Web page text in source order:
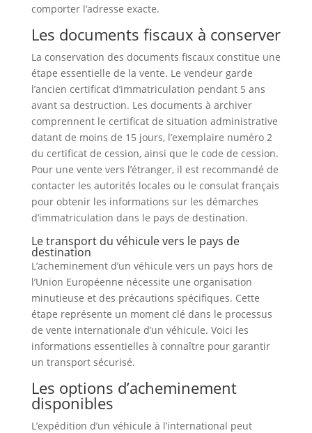
comporter l’adresse exacte.
Les documents fiscaux à conserver
La conservation des documents fiscaux constitue une
étape essentielle de la vente. Le vendeur garde
l’ancien certificat d’immatriculation pendant 5 ans
avant sa destruction. Les documents à archiver
comprennent le certificat de situation administrative
datant de moins de 15 jours, l’exemplaire numéro 2
du certificat de cession, ainsi que le code de cession.
Pour une vente vers l’étranger, il est recommandé de
contacter les autorités locales ou le consulat français
pour obtenir les informations sur les démarches
d’immatriculation dans le pays de destination.
Le transport du véhicule vers le pays de
destination
L’acheminement d’un véhicule vers un pays hors de
l’Union Européenne nécessite une organisation
minutieuse et des précautions spécifiques. Cette
étape représente un moment clé dans le processus
de vente internationale d’un véhicule. Voici les
informations essentielles à connaître pour garantir
un transport sécurisé.
Les options d’acheminement
disponibles
L’expédition d’un véhicule à l’international peut